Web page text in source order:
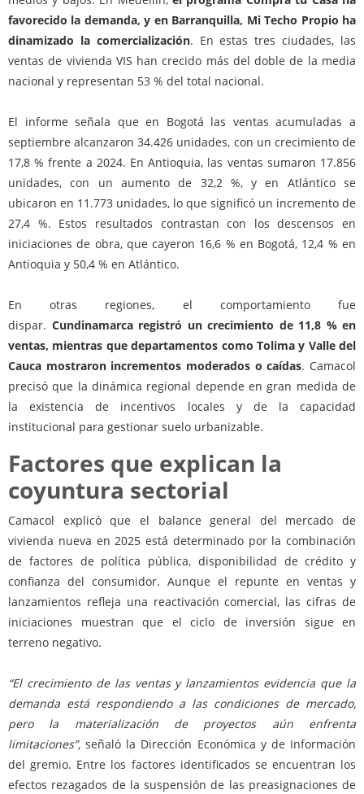
favorecido la demanda, y en Barranquilla, Mi Techo Propio ha
dinamizado la comercialización. En estas tres ciudades, las
ventas de vivienda VIS han crecido más del doble de la media
nacional y representan 53 % del total nacional.
El informe señala que en Bogotá las ventas acumuladas a
septiembre alcanzaron 34.426 unidades, con un crecimiento de
17,8 % frente a 2024. En Antioquia, las ventas sumaron 17.856
unidades, con un aumento de 32,2 %, y en Atlántico se
ubicaron en 11.773 unidades, lo que significó un incremento de
27,4 %. Estos resultados contrastan con los descensos en
iniciaciones de obra, que cayeron 16,6 % en Bogotá, 12,4 % en
Antioquia y 50,4 % en Atlántico.
En otras regiones, el comportamiento fue
dispar. Cundinamarca registró un crecimiento de 11,8 % en
ventas, mientras que departamentos como Tolima y Valle del
Cauca mostraron incrementos moderados o caídas. Camacol
precisó que la dinámica regional depende en gran medida de
la existencia de incentivos locales y de la capacidad
institucional para gestionar suelo urbanizable.
Factores que explican la
coyuntura sectorial
Camacol explicó que el balance general del mercado de
vivienda nueva en 2025 está determinado por la combinación
de factores de política pública, disponibilidad de crédito y
confianza del consumidor. Aunque el repunte en ventas y
lanzamientos refleja una reactivación comercial, las cifras de
iniciaciones muestran que el ciclo de inversión sigue en
terreno negativo.
“El crecimiento de las ventas y lanzamientos evidencia que la
demanda está respondiendo a las condiciones de mercado,
pero la materialización de proyectos aún enfrenta
limitaciones”, señaló la Dirección Económica y de Información
del gremio. Entre los factores identificados se encuentran los
efectos rezagados de la suspensión de las preasignaciones de